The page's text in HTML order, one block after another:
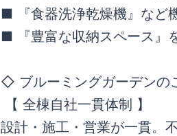
■ 『食器洗浄乾燥機』など
■ 『豊富な収納スペース』
◇ ブルーミングガーデン
【 全棟自社一貫体制 】
設計・施工・営業が一貫。